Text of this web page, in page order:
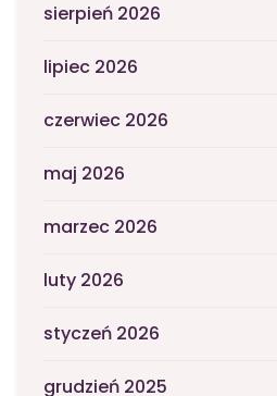
sierpień 2026
lipiec 2026
czerwiec 2026
maj 2026
marzec 2026
luty 2026
styczeń 2026
grudzień 2025